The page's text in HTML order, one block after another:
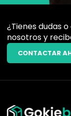
¿Tienes dudas
nosotros y
CONTACTAR